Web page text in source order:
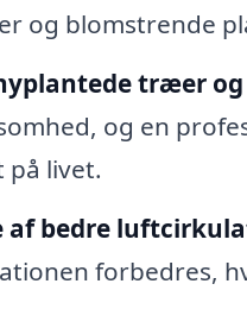
og blomstrende
træer og
og en
på livet.
af bedre
forbedres,